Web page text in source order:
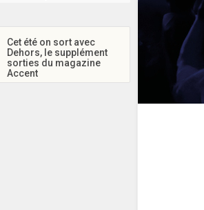
Cet été on sort avec
Dehors, le supplément
sorties du magazine
Accent